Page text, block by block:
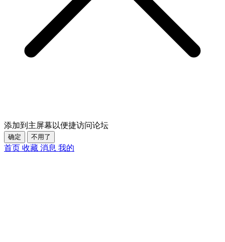
添加到主屏幕以便捷访问论坛
确定 不用了
首页 收藏 消息 我的